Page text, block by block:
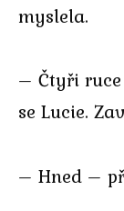
myslela.
– Čtyři
se Lucie.
– Hned –